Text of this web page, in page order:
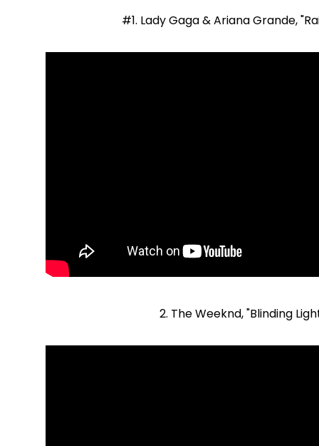
#1. Lady Gaga & Ariana Grande,
2. The Weeknd, "Blinding